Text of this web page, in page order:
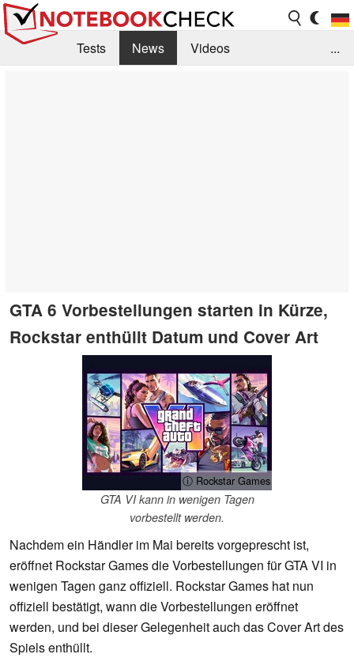
Tests News
Videos
...
GTA 6 Vorbestellungen starten in Kürze,
Rockstar enthüllt Datum und Cover Art
ⓘ Rockstar Games
GTA VI kann in wenigen Tagen
vorbestellt werden.
Nachdem ein Händler im Mai bereits vorgeprescht ist,
eröffnet Rockstar Games die Vorbestellungen für GTA VI in
wenigen Tagen ganz offiziell. Rockstar Games hat nun
offiziell bestätigt, wann die Vorbestellungen eröffnet
werden, und bei dieser Gelegenheit auch das Cover Art des
Spiels enthüllt.